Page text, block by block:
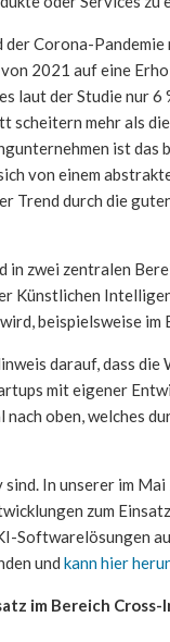
Corona-
2021 auf eine
laut der Studie nur 6
scheitern mehr als
ist das
von einem
Trend durch die
zwei zentralen
Künstlichen
beispielsweise
darauf, dass die
mit eigener
oben, welches
sind. In unserer im
zum
Softwarelösungen
und kann hier
im Bereich Cross-